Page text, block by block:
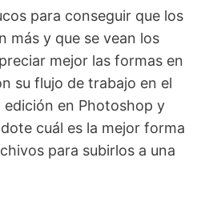
para conseguir que los
más y que se vean los
mejor las formas en
su flujo de trabajo en el
edición en Photoshop y
cuál es la mejor forma
para subirlos a una